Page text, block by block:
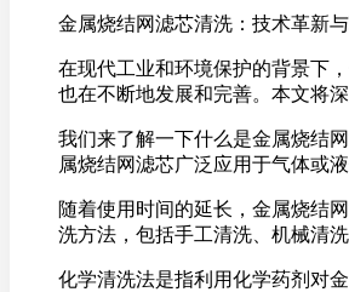
金属烧结网滤芯清洗：技术革新
在现代工业和环境保护的背景下
也在不断地发展和完善。本文将
我们来了解一下什么是金属烧结
属烧结网滤芯广泛应用于气体或
随着使用时间的延长，金属烧结
洗方法，包括手工清洗、机械清
化学清洗法是指利用化学药剂对